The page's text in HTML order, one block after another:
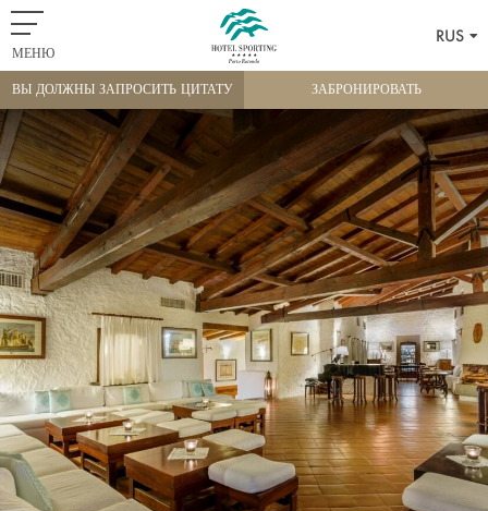
МЕНЮ
RUS
ВЫ ДОЛЖНЫ ЗАПРОСИТЬ ЦИТАТУ ЗАБРОНИРОВАТЬ